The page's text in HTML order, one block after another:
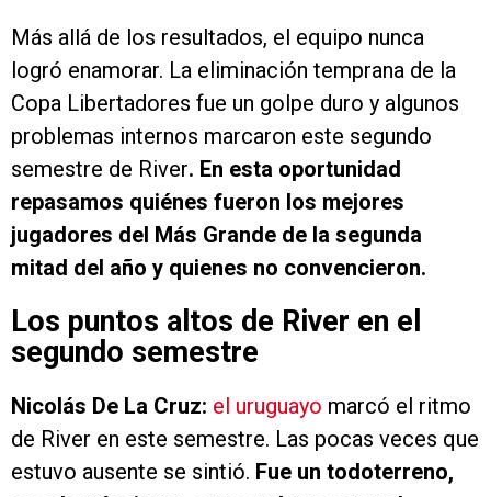
Más allá de los resultados, el equipo nunca
logró enamorar. La eliminación temprana de la
Copa Libertadores fue un golpe duro y algunos
problemas internos marcaron este segundo
semestre de River. En esta oportunidad
repasamos quiénes fueron los mejores
jugadores del Más Grande de la segunda
mitad del año y quienes no convencieron.
Los puntos altos de River en el
segundo semestre
Nicolás De La Cruz: el uruguayo marcó el ritmo
de River en este semestre. Las pocas veces que
estuvo ausente se sintió. Fue un todoterreno,